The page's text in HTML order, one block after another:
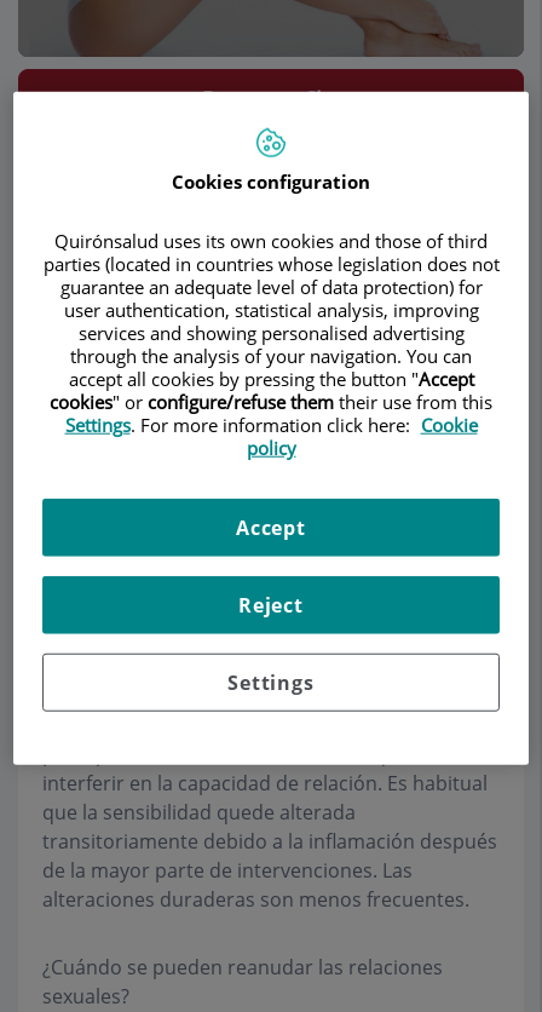
Contacte
Horari
Demanar Cita
Preguntas más frecuentes
¿En las intervenciones
sobre el pene, se altera
su función o la
sensibilidad erógena?
Se respeta sobre todo la capacidad urinaria.
Respecto a las relaciones sexuales, se modifica el
ángulo de erección, desde una posición
interferir en la capacidad de relación. Es habitual
que la sensibilidad quede alterada
transitoriamente debido a la inflamación después
de la mayor parte de intervenciones. Las
alteraciones duraderas son menos frecuentes.
¿Cuándo se pueden reanudar las relaciones
sexuales?
Cookies configuration
Quirónsalud uses its own cookies and those of third
parties (located in countries whose legislation does not
guarantee an adequate level of data protection) for
user authentication, statistical analysis, improving
services and showing personalised advertising
through the analysis of your navigation. You can
accept all cookies by pressing the button "Accept
cookies" or configure/refuse them their use from this
Settings. For more information click here: Cookie
policy
Settings
Reject
Accept